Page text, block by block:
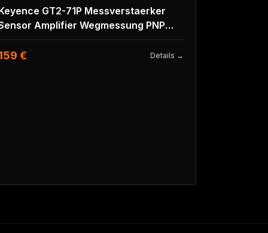
GT2-71P Messverstaerker
Amplifier Wegmessung PNP
unbenutzt
€ Details →